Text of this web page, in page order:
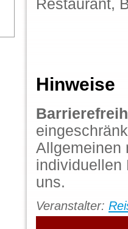
Restaurant,
Hinweise
Allgemeinen
individuellen
uns.
Veranstalter: